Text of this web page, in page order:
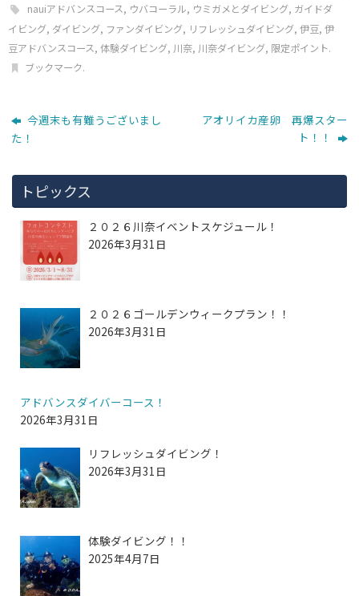
nauiアドバンスコース, ウバコーラル, ウミガメとダイビング, ガイドダ
イビング, ダイビング, ファンダイビング, リフレッシュダイビング, 伊豆, 伊
豆アドバンスコース, 体験ダイビング, 川奈, 川奈ダイビング, 限定ポイント.
ブックマーク.
今週末も有難うございまし
た！
アオリイカ産卵 再爆スター
ト！！
トピックス
２０２６川奈イベントスケジュール！
2026年3月31日
２０２６ゴールデンウィークプラン！！
2026年3月31日
アドバンスダイバーコース！
2026年3月31日
リフレッシュダイビング！
2026年3月31日
体験ダイビング！！
2025年4月7日